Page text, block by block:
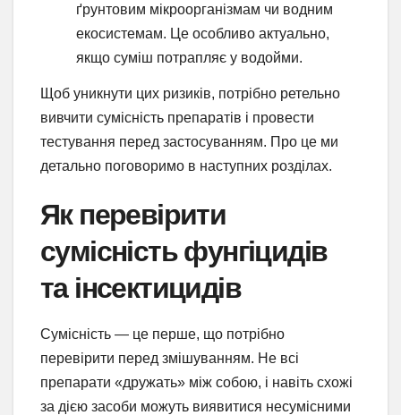
ґрунтовим мікроорганізмам чи водним
екосистемам. Це особливо актуально,
якщо суміш потрапляє у водойми.
Щоб уникнути цих ризиків, потрібно ретельно
вивчити сумісність препаратів і провести
тестування перед застосуванням. Про це ми
детально поговоримо в наступних розділах.
Як перевірити
сумісність фунгіцидів
та інсектицидів
Сумісність — це перше, що потрібно
перевірити перед змішуванням. Не всі
препарати «дружать» між собою, і навіть схожі
за дією засоби можуть виявитися несумісними